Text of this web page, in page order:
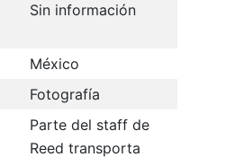
Sin información
México
Fotografía
Parte del staff de
Reed transporta